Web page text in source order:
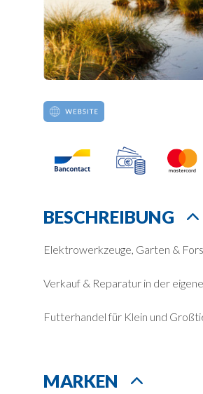
BESCHREIBUNG
Elektrowerkzeuge, Garten &
Verkauf & Reparatur in der
Futterhandel für Klein und
MARKEN